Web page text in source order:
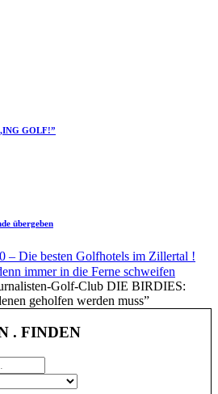
GOLF!”
übergeben
– Die besten Golfhotels im Zillertal !
immer in die Ferne schweifen
Golf-Club DIE BIRDIES:
geholfen werden muss”
. FINDEN